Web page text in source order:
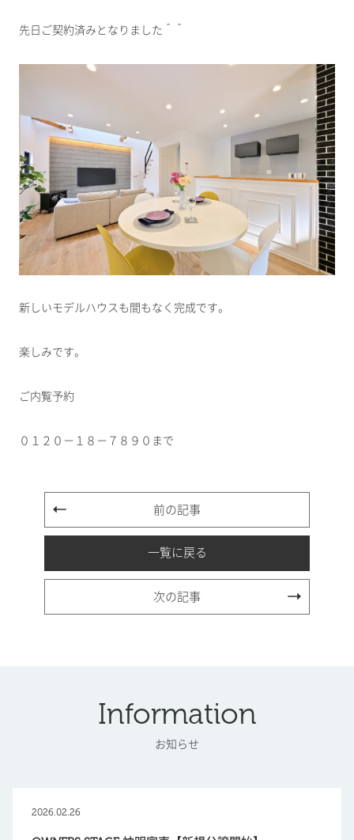
先日ご契約済みとなりました＾＾
新しいモデルハウスも間もなく完成です。
楽しみです。
ご内覧予約
０１２０－１８－７８９０まで
前の記事
一覧に戻る
次の記事
Information
お知らせ
2026.02.26